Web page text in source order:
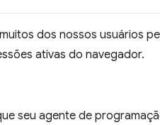
dos nossos usuários
ativas do navegador.
seu agente de